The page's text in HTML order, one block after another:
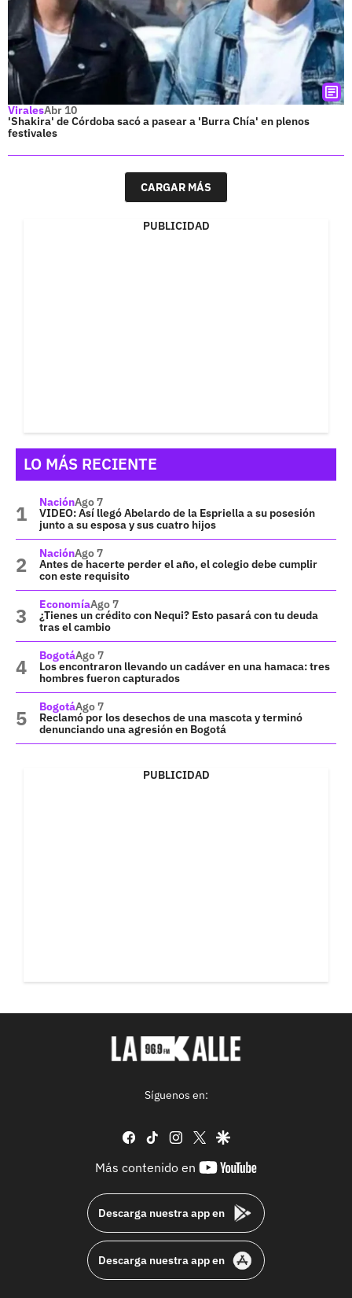
ViralesAbr 10
'Shakira' de Córdoba sacó a pasear a 'Burra Chía' en plenos
festivales
CARGAR MÁS
PUBLICIDAD
LO MÁS RECIENTE
NaciónAgo 7
VIDEO: Así llegó Abelardo de la Espriella a su posesión
junto a su esposa y sus cuatro hijos
NaciónAgo 7
Antes de hacerte perder el año, el colegio debe cumplir
con este requisito
EconomíaAgo 7
¿Tienes un crédito con Nequi? Esto pasará con tu deuda
tras el cambio
BogotáAgo 7
Los encontraron llevando un cadáver en una hamaca: tres
hombres fueron capturados
BogotáAgo 7
Reclamó por los desechos de una mascota y terminó
denunciando una agresión en Bogotá
PUBLICIDAD
Síguenos en:
facebook
tiktok instagram
twittergoogle
Más contenido en
youtube-
Descarga nuestra app en
Descarga nuestra app en